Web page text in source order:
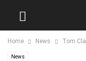
Home News Tom
News